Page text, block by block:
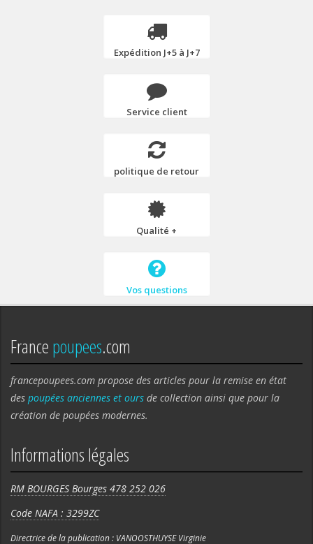
Expédition J+5 à J+7
Service client
politique de retour
Qualité +
Vos questions
Francepoupees.com
francepoupees.com propose des articles pour la remise en état
des poupées anciennes et ours de collection ainsi que pour la
création de poupées modernes.
Informations légales
RM BOURGES Bourges 478 252 026
Code NAFA : 3299ZC
Directrice de la publication : VANOOSTHUYSE Virginie